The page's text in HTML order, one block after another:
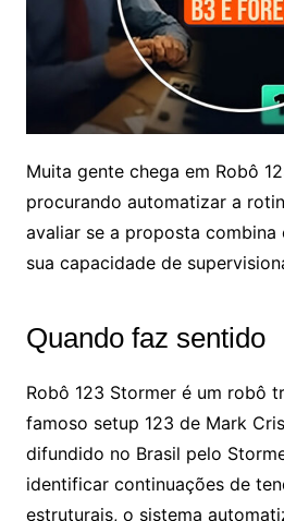
Muita gente chega em Robô
procurando automatizar a
avaliar se a proposta
sua capacidade de
Quando faz sentido
Robô 123 Stormer é um robô
famoso setup 123 de Mark
difundido no Brasil pelo
identificar continuações de
estruturais, o sistema